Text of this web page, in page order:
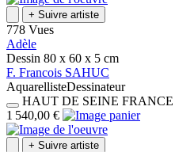
+ Suivre artiste
778 Vues
Adèle
Dessin 80 x 60 x 5 cm
F. Francois SAHUC
AquarellisteDessinateur
HAUT DE SEINE FRANCE
1 540,00 €
+ Suivre artiste